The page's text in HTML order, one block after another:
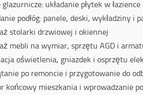
glazurnicze: układanie płytek w
podłóg: panele, deski, wykładziny i
stolarki drzwiowej i okiennej
mebli na wymiar, sprzętu AGD i
oświetlenia, gniazdek i osprzętu
po remoncie i przygotowanie do
końcowy mieszkania i wprowadzanie